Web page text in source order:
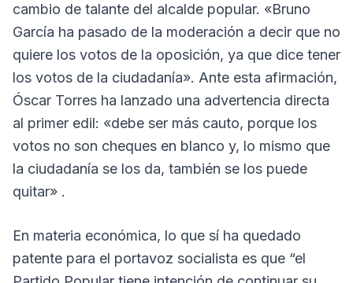
cambio de talante del alcalde popular. «Bruno
García ha pasado de la moderación a decir que no
quiere los votos de la oposición, ya que dice tener
los votos de la ciudadanía». Ante esta afirmación,
Óscar Torres ha lanzado una advertencia directa
al primer edil: «debe ser más cauto, porque los
votos no son cheques en blanco y, lo mismo que
la ciudadanía se los da, también se los puede
quitar» .
En materia económica, lo que sí ha quedado
patente para el portavoz socialista es que “el